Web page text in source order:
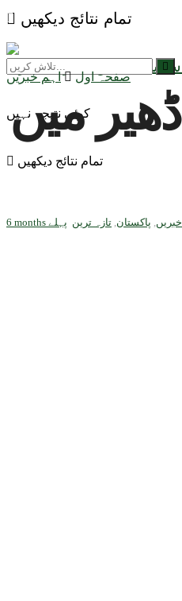
تمام نتائج دیکھیں
کوئی نتیجہ نہیں
تمام نتائج دیکھیں
صفحہ اول اہم خبریں
میں
6 months پہلے پاکستان تازہ ترین